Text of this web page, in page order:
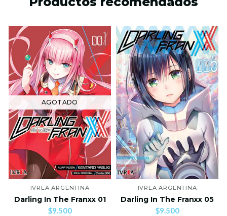
AGOTADO
IVREA ARGENTINA
Darling In The Franxx 01
$9.500
IVREA ARGENTINA
Darling In The Franxx 05
$9.500